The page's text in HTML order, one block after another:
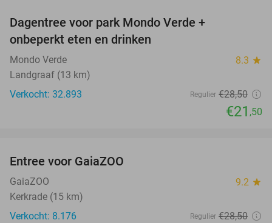
Dagentree voor park Mondo Verde +
onbeperkt eten en drinken
Mondo Verde 8.3 star
Landgraaf (13 km)
Verkocht: 32.893
Regulier €28,50
€21 ,50
Entree voor GaiaZOO
GaiaZOO 9.2 star
Kerkrade (15 km)
Verkocht: 8.176
Regulier €28,50